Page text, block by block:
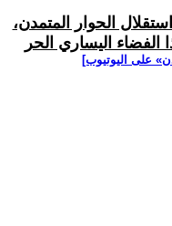
الحوار المتمدن،
اليساري الحر
على اليوتيوب]